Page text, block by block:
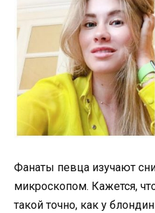
Фанаты певца изучают
микроскопом. Кажется,
такой точно, как у